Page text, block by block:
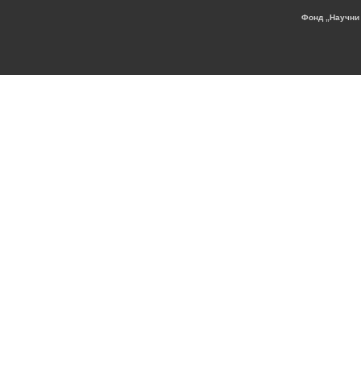
Фонд „Научни